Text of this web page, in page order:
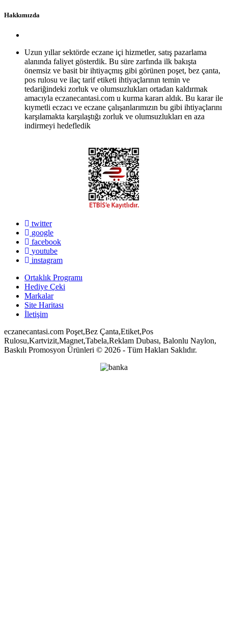
Hakkımızda
Uzun yıllar sektörde eczane içi hizmetler, satış pazarlama
alanında faliyet gösterdik. Bu süre zarfında ilk bakışta
önemsiz ve basit bir ihtiyaçmış gibi görünen poşet, bez çanta,
pos rulosu ve ilaç tarif etiketi ihtiyaçlarının temin ve
tedariğindeki zorluk ve olumsuzlukları ortadan kaldırmak
amacıyla eczanecantasi.com u kurma kararı aldık. Bu karar ile
kıymetli eczacı ve eczane çalışanlarımızın bu gibi ihtiyaçlarını
karşılamakta karşılaştığı zorluk ve olumsuzlukları en aza
indirmeyi hedefledik
twitter
google
facebook
youtube
instagram
Ortaklık Programı
Hediye Çeki
Markalar
Site Haritası
İletişim
eczanecantasi.com Poşet,Bez Çanta,Etiket,Pos
Rulosu,Kartvizit,Magnet,Tabela,Reklam Dubası, Balonlu Naylon,
Baskılı Promosyon Ürünleri © 2026 - Tüm Hakları Saklıdır.